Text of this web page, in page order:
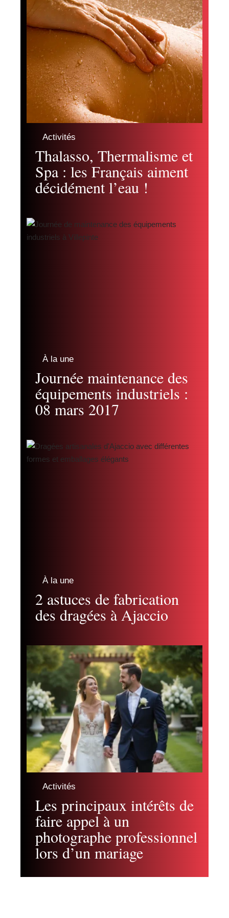
Activités
Thalasso, Thermalisme et
Spa : les Français aiment
décidément l’eau !
À la une
Journée maintenance des
équipements industriels :
08 mars 2017
À la une
2 astuces de fabrication
des dragées à Ajaccio
Activités
Les principaux intérêts de
faire appel à un
photographe professionnel
lors d’un mariage